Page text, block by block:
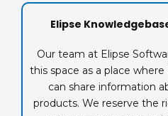
Elipse
Our team at Elipse
this space as a place where
can share information
products. We reserve the